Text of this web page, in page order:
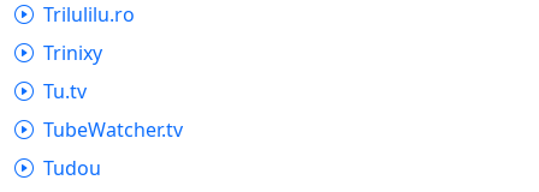
Trilulilu.ro
Trinixy
Tu.tv
TubeWatcher.tv
Tudou